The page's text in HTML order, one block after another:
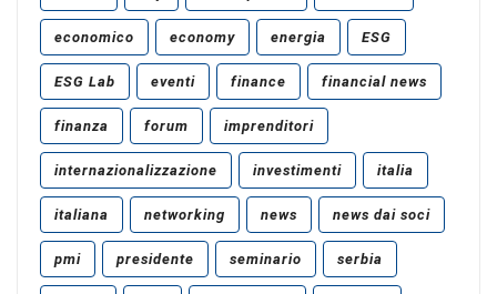
economico economy energia ESG
ESG Lab eventi finance financial news
finanza forum imprenditori
internazionalizzazione investimenti italia
italiana networking news news dai soci
pmi presidente seminario serbia